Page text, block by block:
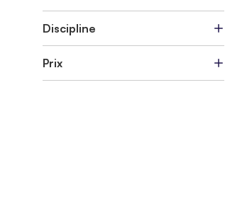
Discipline
Prix